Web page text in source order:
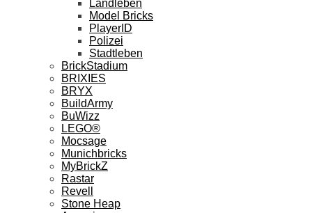
Landleben
Model Bricks
PlayerID
Polizei
Stadtleben
BrickStadium
BRIXIES
BRYX
BuildArmy
BuWizz
LEGO®
Mocsage
Munichbricks
MyBrickZ
Rastar
Revell
Stone Heap